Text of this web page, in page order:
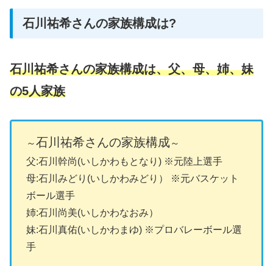
石川祐希さんの家族構成は?
石川祐希さんの家族構成は、父、母、姉、妹
の5人家族
～石川祐希さんの家族構成 ～
父:石川幹尚(いしかわもとなり) ※元陸上選手
母:石川みどり(いしかわみどり） ※元バスケット
ボール選手
姉:石川尚美(いしかわなおみ）
妹:石川真佑(いしかわまゆ) ※プロバレーボール選
手